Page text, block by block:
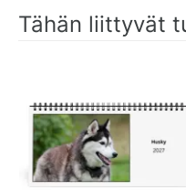
Tähän liittyvät